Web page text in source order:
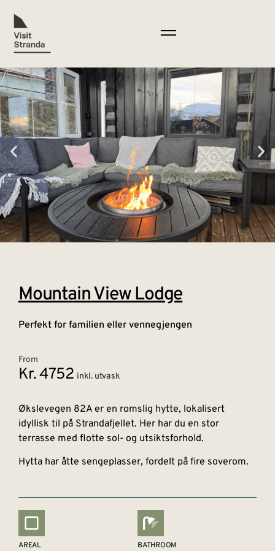
Mountain View Lodge
Perfekt for familien eller vennegjengen
From
Kr. 4752 inkl. utvask
Økslevegen 82A er en romslig hytte, lokalisert
idyllisk til på Strandafjellet. Her har du en stor
terrasse med flotte sol- og utsiktsforhold.
Hytta har åtte sengeplasser, fordelt på fire soverom.
AREAL BATHROOM